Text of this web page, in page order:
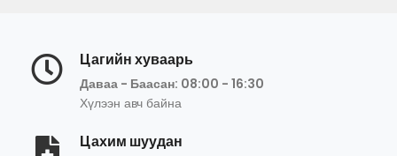
Цагийн хуваарь
Даваа - Баасан: 08:00 - 16:30
Хүлээн авч байна
Цахим шуудан